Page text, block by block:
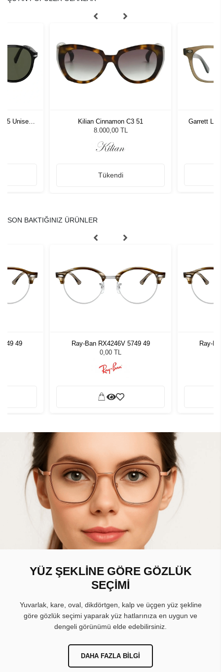
55 Unisex
Kilian Cinnamon C3 51
8.000,00 TL
Tükendi
Garrett
SON BAKTIĞINIZ ÜRÜNLER
49
Ray-Ban RX4246V 5749 49
0,00 TL
Ray-
YÜZ ŞEKLİNE GÖRE GÖZLÜK
SEÇİMİ
Yuvarlak, kare, oval, dikdörtgen, kalp ve üçgen yüz şekline
göre gözlük seçimi yaparak yüz hatlarınıza en uygun ve
dengeli görünümü elde edebilirsiniz.
DAHA FAZLA BILGI